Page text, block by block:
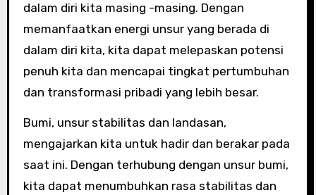
dalam diri kita masing -masing. Dengan
memanfaatkan energi unsur yang berada di
dalam diri kita, kita dapat melepaskan potensi
penuh kita dan mencapai tingkat pertumbuhan
dan transformasi pribadi yang lebih besar.
Bumi, unsur stabilitas dan landasan,
mengajarkan kita untuk hadir dan berakar pada
saat ini. Dengan terhubung dengan unsur bumi,
kita dapat menumbuhkan rasa stabilitas dan